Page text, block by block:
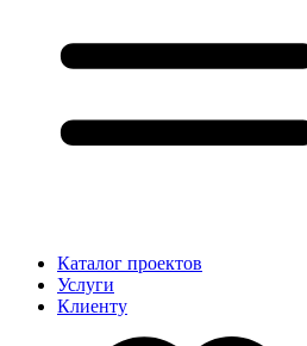
Каталог проектов
Услуги
Клиенту